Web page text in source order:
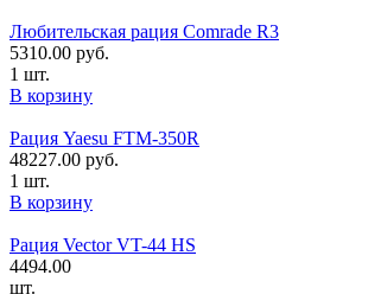
Любительская рация Comrade R3
5310.00 руб.
1 шт.
В корзину
Рация Yaesu FTM-350R
48227.00 руб.
1 шт.
В корзину
Рация Vector VT-44 HS
4494.00
шт.